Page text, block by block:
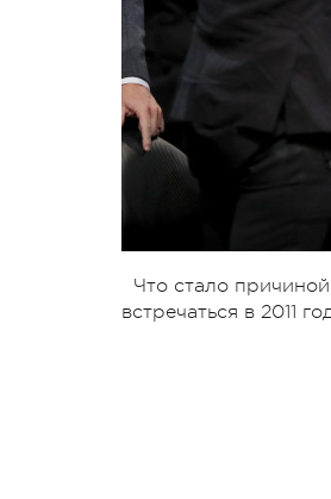
Что стало
встречаться в 2011